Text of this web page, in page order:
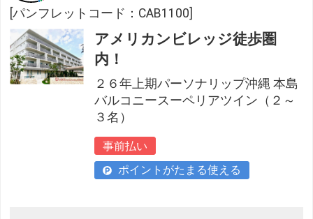
[パンフレットコード：CAB1100]
アメリカンビレッジ徒歩圏
内！
２６年上期パーソナリップ沖縄 本島
バルコニースーペリアツイン（２～
３名）
事前払い
ポイントがたまる使える